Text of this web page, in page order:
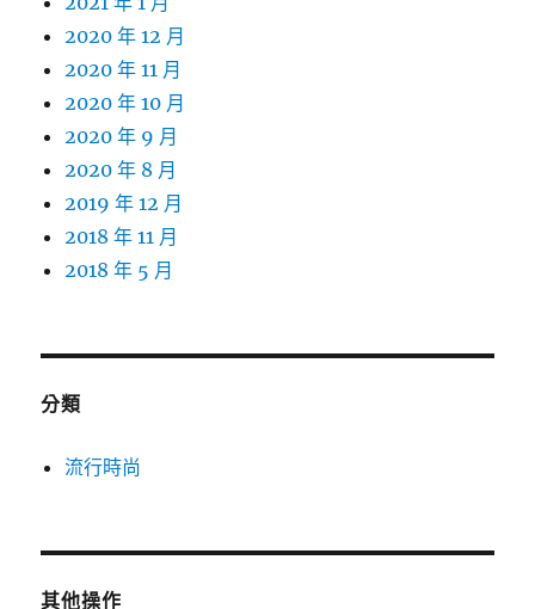
2020 年 12 月
2020 年 11 月
2020 年 10 月
2020 年 9 月
2020 年 8 月
2019 年 12 月
2018 年 11 月
2018 年 5 月
分類
流行時尚
其他操作